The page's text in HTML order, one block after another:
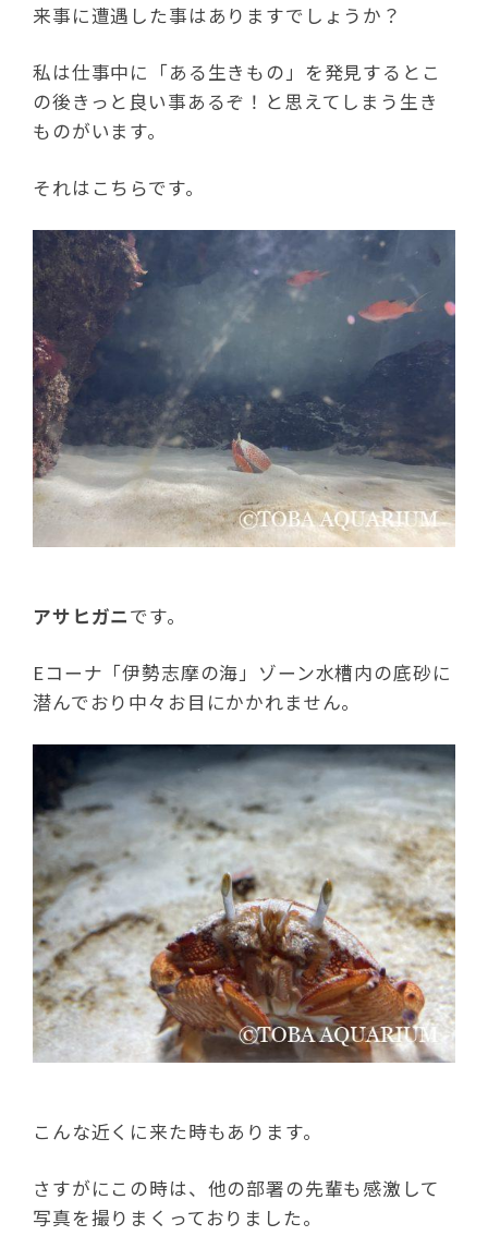
来事に遭遇した事はありますでしょうか？
私は仕事中に「ある生きもの」を発見するとこ
の後きっと良い事あるぞ！と思えてしまう生き
ものがいます。
それはこちらです。
アサヒガニです。
Eコーナ「伊勢志摩の海」ゾーン水槽内の底砂に
潜んでおり中々お目にかかれません。
こんな近くに来た時もあります。
さすがにこの時は、他の部署の先輩も感激して
写真を撮りまくっておりました。